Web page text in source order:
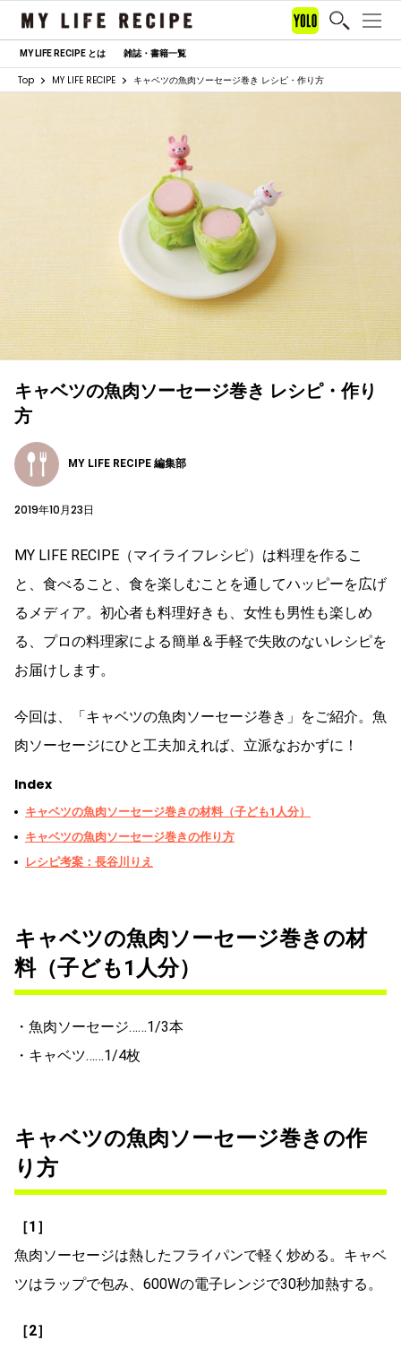
MY LIFE RECIPE とは 雑誌・書籍一覧
Top MY LIFE RECIPE キャベツの魚肉ソーセージ巻き レシピ・作り方
キャベツの魚肉ソーセージ巻き レシピ・作り
方
MY LIFE RECIPE 編集部
2019年10月23日
MY LIFE RECIPE（マイライフレシピ）は料理を作るこ
と、食べること、食を楽しむことを通してハッピーを広げ
るメディア。初心者も料理好きも、女性も男性も楽しめ
る、プロの料理家による簡単＆手軽で失敗のないレシピを
お届けします。
今回は、「キャベツの魚肉ソーセージ巻き」をご紹介。魚
肉ソーセージにひと工夫加えれば、立派なおかずに！
Index
キャベツの魚肉ソーセージ巻きの材料（子ども1人分）
キャベツの魚肉ソーセージ巻きの作り方
レシピ考案：長谷川りえ
キャベツの魚肉ソーセージ巻きの材
料（子ども1人分）
・魚肉ソーセージ……1/3本
・キャベツ……1/4枚
キャベツの魚肉ソーセージ巻きの作
り方
［1］
魚肉ソーセージは熱したフライパンで軽く炒める。キャベ
ツはラップで包み、600Wの電子レンジで30秒加熱する。
［2］